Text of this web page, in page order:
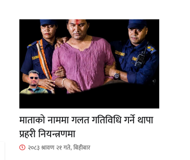
माताकाे नाममा गलत गतिविधि गर्ने थापा
प्रहरी नियन्त्रणमा
२०८३ श्रावण २१ गते, बिहीबार